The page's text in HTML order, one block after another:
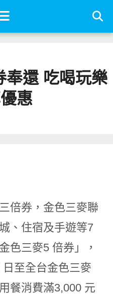
奉還 吃喝玩樂
惠
倍券，金色三麥聯
、住宿及手遊等7
色三麥5 倍券」，
至全台金色三麥
餐消費滿3,000 元